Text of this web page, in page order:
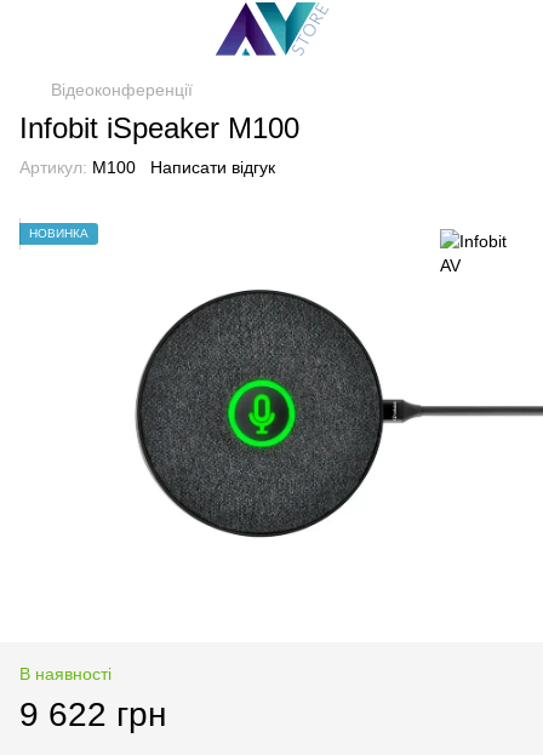
Відеоконференції
Infobit iSpeaker M100
Артикул: M100 Написати відгук
НОВИНКА
В наявності
9 622 грн